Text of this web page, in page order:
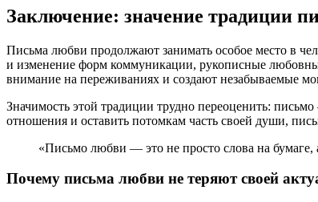
Заключение: значение традиции
Письма любви продолжают занимать особое место в
и изменение форм коммуникации, рукописные
внимание на переживаниях и создают незабываемые
Значимость этой традиции трудно переоценить:
отношения и оставить потомкам часть своей души,
«Письмо любви — это не просто слова на
Почему письма любви не теряют своей